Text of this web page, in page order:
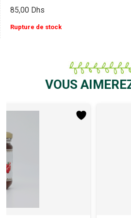
85,00 Dhs
Rupture de stock
VOUS